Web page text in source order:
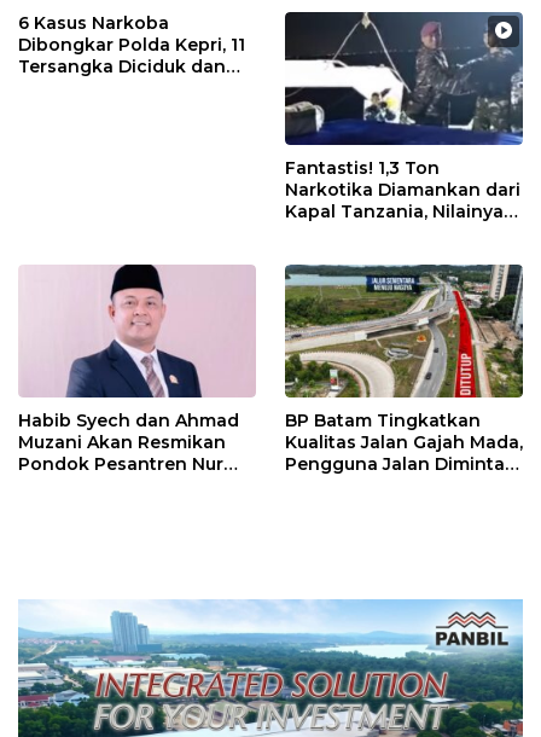
6 Kasus Narkoba
Dibongkar Polda Kepri, 11
Tersangka Diciduk dan
Fantastis! 1,3 Ton
Narkotika Diamankan dari
Kapal Tanzania, Nilainya
Habib Syech dan Ahmad
Muzani Akan Resmikan
Pondok Pesantren Nur
BP Batam Tingkatkan
Kualitas Jalan Gajah Mada,
Pengguna Jalan Diminta